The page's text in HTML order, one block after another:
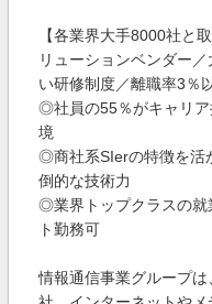
【各業界大手8000社と
リューションベンダー
い研修制度／離職率3％
◎社員の55％がキャリア
境
◎商社系SIerの特徴を活
倒的な技術力
◎業界トップクラスの就
ト勤務可
情報通信事業グループ